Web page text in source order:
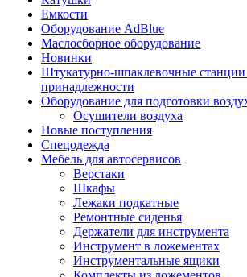
Емкости
Оборудование AdBlue
Маслосборное оборудование
Новинки
Штукатурно-шпаклевочные
принадлежности
Оборудование для подготовки
Осушители воздуха
Новые поступления
Спецодежда
Мебель для автосервисов
Верстаки
Шкафы
Лежаки подкатные
Ремонтные сиденья
Держатели для инструмента
Инструмент в ложементах
Инструментальные ящики